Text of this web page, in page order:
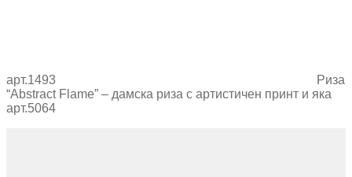
арт.1493
Риза
“Abstract Flame” – дамска риза с артистичен принт и яка
арт.5064